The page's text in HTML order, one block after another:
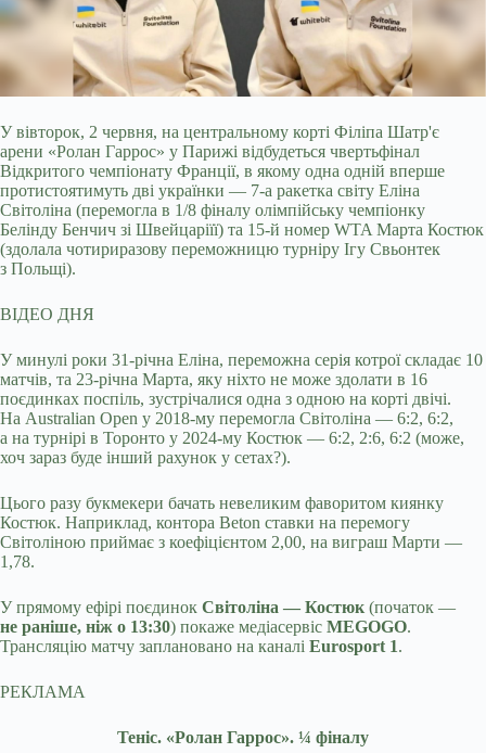
У вівторок, 2 червня, на центральному корті Філіпа Шатр'є
арени «Ролан Гаррос» у Парижі відбудеться чвертьфінал
Відкритого чемпіонату Франції, в якому одна одній вперше
протистоятимуть дві українки — 7-а ракетка світу Еліна
Світоліна (перемогла в 1/8 фіналу олімпійську чемпіонку
Белінду Бенчич зі Швейцаріїї) та 15-й номер WTA Марта Костюк
(здолала чотириразову переможницю турніру Ігу Свьонтек
з Польщі).
ВІДЕО ДНЯ
У минулі роки 31-річна Еліна, переможна серія котрої складає 10
матчів, та 23-річна Марта, яку ніхто не може здолати в 16
поєдинках поспіль, зустрічалися одна з одною на корті двічі.
На Australian Open у 2018-му перемогла Світоліна — 6:2, 6:2,
а на турнірі в Торонто у 2024-му Костюк — 6:2, 2:6, 6:2 (може,
хоч зараз буде інший рахунок у сетах?).
Цього разу букмекери бачать невеликим фаворитом киянку
Костюк. Наприклад, контора Beton ставки на перемогу
Світоліною приймає з коефіцієнтом 2,00, на виграш Марти —
1,78.
У прямому ефірі поєдинок Світоліна — Костюк (початок —
не раніше, ніж о 13:30) покаже медіасервіс MEGOGO.
Трансляцію матчу заплановано на каналі Eurosport 1.
РЕКЛАМА
Теніс. «Ролан Гаррос». ¼ фіналу